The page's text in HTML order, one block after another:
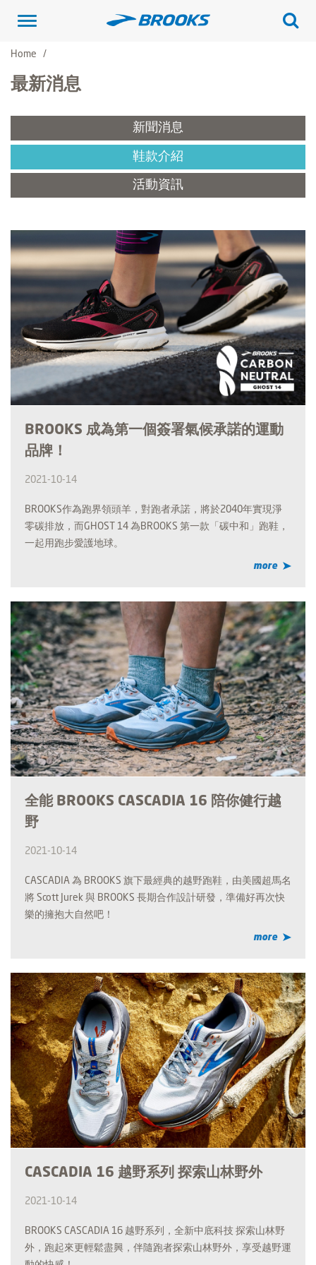
Toggle
Home
最新消息
新聞消息
鞋款介紹
活動資訊
BROOKS 成為第一個簽署氣候承諾的運動
品牌！
2021-10-14
BROOKS作為跑界領頭羊，對跑者承諾，將於2040年實現淨
零碳排放，而GHOST 14 為BROOKS 第一款「碳中和」跑鞋，
一起用跑步愛護地球。
more
全能 BROOKS CASCADIA 16 陪你健行越
野
2021-10-14
CASCADIA 為 BROOKS 旗下最經典的越野跑鞋，由美國超馬名
將 Scott Jurek 與 BROOKS 長期合作設計研發，準備好再次快
樂的擁抱大自然吧！
more
CASCADIA 16 越野系列 探索山林野外
2021-10-14
BROOKS CASCADIA 16 越野系列，全新中底科技 探索山林野
外，跑起來更輕鬆盡興，伴隨跑者探索山林野外，享受越野運